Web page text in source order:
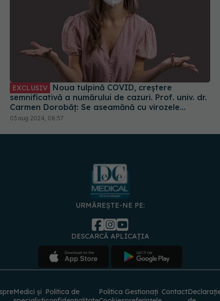
EXCLUSIV
semnificativă a numărului de cazuri. Prof. univ. dr.
Carmen Dorobăț: Se aseamănă cu virozele
respiratorii. Nu necesită tratament simptomatic
03 aug 2024, 08:57
URMĂREȘTE-NE PE:
DESCARCĂ APLICAȚIA
Medici și Politica de
Politica Gestionați Contact